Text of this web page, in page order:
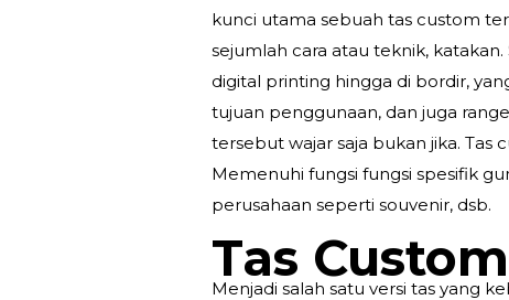
kunci utama sebuah tas custom
sejumlah cara atau teknik,
digital printing hingga di bordir,
tujuan penggunaan, dan juga
tersebut wajar saja bukan jika.
Memenuhi fungsi fungsi spesifik
perusahaan seperti souvenir, dsb.
Tas
Menjadi salah satu versi tas yang